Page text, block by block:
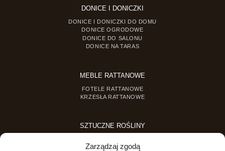
Zarządzaj zgodą
DONICE I DONICZKI
DONICE I DONICZKI DO DOMU
DONICE OGRODOWE
DONICE DO SALONU
DONICE NA TARAS
MEBLE RATTANOWE
FOTELE RATTANOWE
KRZESŁA RATTANOWE
SZTUCZNE ROŚLINY
SZTUCZNE ROŚLINY DONICZKOWE